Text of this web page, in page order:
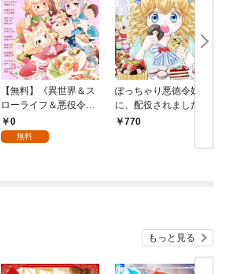
【無料】《異世界＆ス
ローライフ＆悪役令
嬢》が大集合！！ Mao
mao作品試し読み冊子
0
無料
ぽっちゃり悪徳令嬢
に、配役されました！
【コミックス単行本
770
もっと見る